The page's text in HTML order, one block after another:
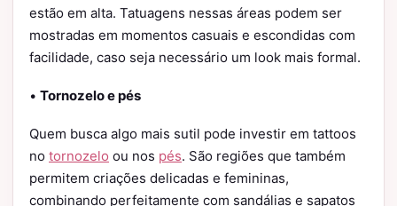
estão em alta. Tatuagens nessas áreas podem ser
mostradas em momentos casuais e escondidas com
facilidade, caso seja necessário um look mais formal.
• Tornozelo e pés
Quem busca algo mais sutil pode investir em tattoos
no tornozelo ou nos pés. São regiões que também
permitem criações delicadas e femininas,
combinando perfeitamente com sandálias e sapatos